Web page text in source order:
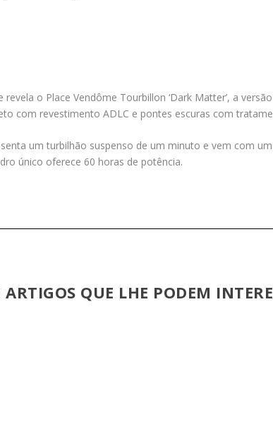
revela o Place Vendôme Tourbillon ‘Dark Matter’, a
com revestimento ADLC e pontes escuras com
um turbilhão suspenso de um minuto e vem com
único oferece 60 horas de potência.
QUE LHE PODEM